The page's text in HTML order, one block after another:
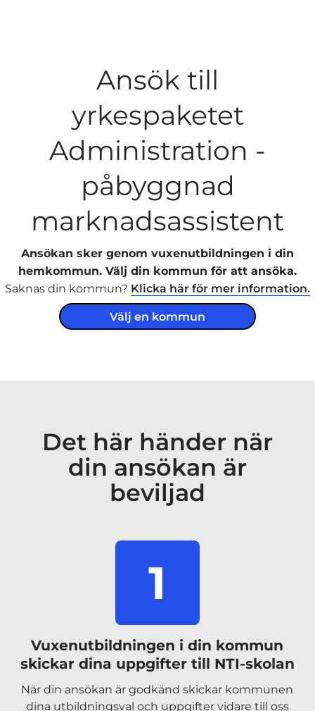
Ansök till
yrkespaketet
Administration -
påbyggnad
marknadsassistent
Ansökan sker genom vuxenutbildningen i din
hemkommun. Välj din kommun för att ansöka.
Saknas din kommun? Klicka här för mer information.
Välj en kommun
Det här händer när
din ansökan är
beviljad
1
Vuxenutbildningen i din kommun
skickar dina uppgifter till NTI-skolan
När din ansökan är godkänd skickar kommunen
dina utbildningsval och uppgifter vidare till oss